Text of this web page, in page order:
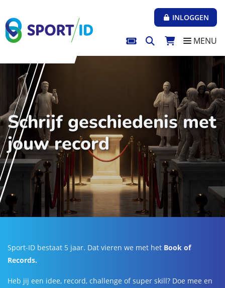
INLOGGEN
MENU
Schrijf geschiedenis met
jouw record
Sport-ID bestaat 5 jaar. Dat vieren we met het Book of
Records.
Heb jij een idee, record, challenge of super skill? Doe mee en